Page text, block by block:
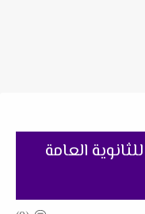
العامة